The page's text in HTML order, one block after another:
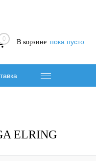
0 В корзине пока пусто
ELRING